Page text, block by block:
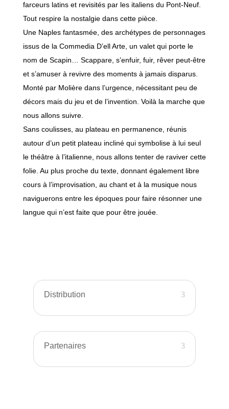
farceurs latins et revisités par les italiens du Pont-Neuf.
Tout respire la nostalgie dans cette pièce.
Une Naples fantasmée, des archétypes de personnages
issus de la Commedia D’ell Arte, un valet qui porte le
nom de Scapin… Scappare, s’enfuir, fuir, rêver peut-être
et s’amuser à revivre des moments à jamais disparus.
Monté par Molière dans l’urgence, nécessitant peu de
décors mais du jeu et de l’invention. Voilà la marche que
nous allons suivre.
Sans coulisses, au plateau en permanence, réunis
autour d’un petit plateau incliné qui symbolise à lui seul
le théâtre à l’italienne, nous allons tenter de raviver cette
folie. Au plus proche du texte, donnant également libre
cours à l’improvisation, au chant et à la musique nous
naviguerons entre les époques pour faire résonner une
langue qui n’est faite que pour être jouée.
Distribution
Partenaires